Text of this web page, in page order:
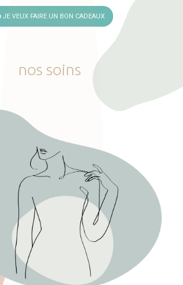
JE VEUX FAIRE UN BON CADEAUX
nos soins